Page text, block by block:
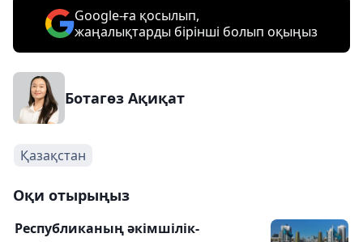
Google-ға қосылып,
жаңалықтарды бірінші болып оқыңыз
Ботагөз Ақиқат
Қазақстан
Оқи отырыңыз
Республиканың әкімшілік-